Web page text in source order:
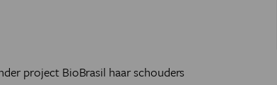
project BioBrasil haar schouders